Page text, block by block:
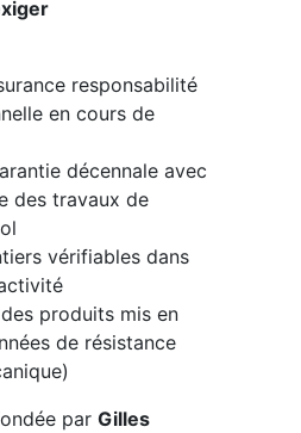
responsabilité
en cours de
décennale avec
des travaux de
vérifiables dans
produits mis en
de résistance
par Gilles